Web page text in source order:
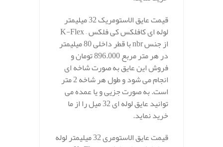
قیمت عایق الاستومریک 32 میلیمتر
لوله ای کافلکس کی فلکس – K-Flex
از جنس nbr با قطر داخلی 80 میلیمتر
در هر متر مربع 896.000 تومان و
فروش این عایق به صورت شاخه ای
انجام می شود و طول هر شاخه 2 متر
است. به صورت جزیی و یا عمده می
توانید عایق لوله ای 32 میل را از ما
خرید نماید.
قیمت عایق الاستومری 32 میلیمتر لوله